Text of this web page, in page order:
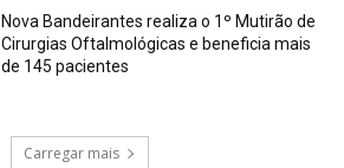
Nova Bandeirantes realiza o 1º Mutirão de
Cirurgias Oftalmológicas e beneficia mais
de 145 pacientes
Carregar mais